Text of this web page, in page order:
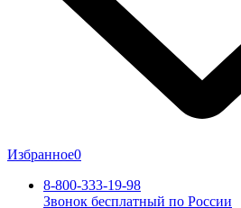
Избранное0
8-800-333-19-98
Звонок бесплатный по России